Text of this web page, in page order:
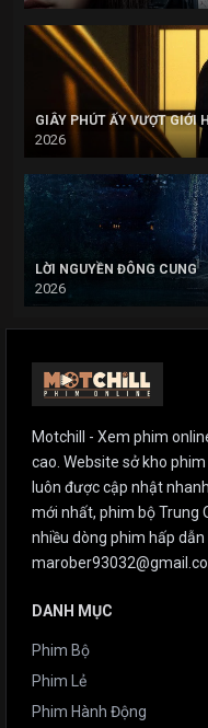
GIÂY PHÚT ẤY VƯỢT GIỚI
2026
LỜI NGUYỀN ĐÔNG CUNG
2026
Motchill - Xem phim
cao. Website sở kho
luôn được cập nhật
mới nhất, phim bộ Trung
nhiều dòng phim hấp dẫn
DANH MỤC
Phim Bộ
Phim Lẻ
Phim Hành Động